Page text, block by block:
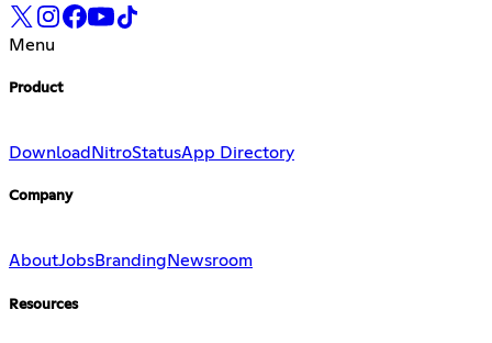
Menu
Product
Download NitroStatusApp Directory
Company
AboutJobsBranding Newsroom
Resources